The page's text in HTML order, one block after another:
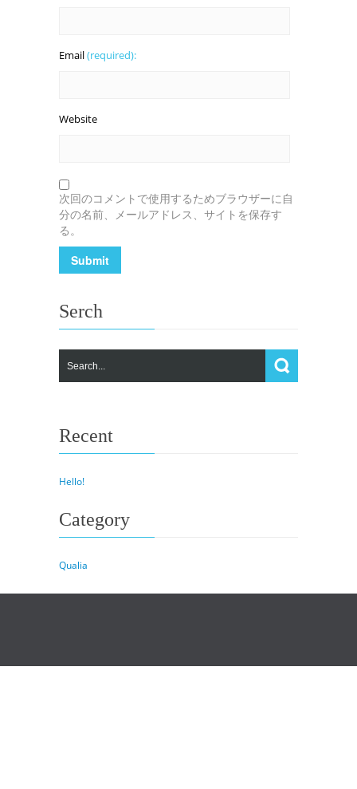
Email(required):
Website
次回のコメントで使用するためブラウザーに自
分の名前、メールアドレス、サイトを保存す
る。
Serch
Recent
Hello!
Category
Qualia